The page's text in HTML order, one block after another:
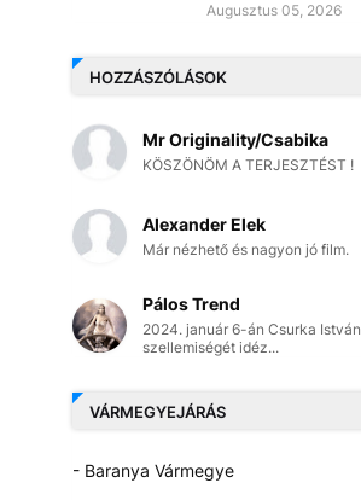
Augusztus 05, 2026
HOZZÁSZÓLÁSOK
Mr Originality/Csabika
KÖSZÖNÖM A TERJESZTÉST !
Alexander Elek
Már nézhető és nagyon jó film.
Pálos Trend
2024. január 6-án Csurka István
szellemiségét idéz...
VÁRMEGYEJÁRÁS
- Baranya Vármegye